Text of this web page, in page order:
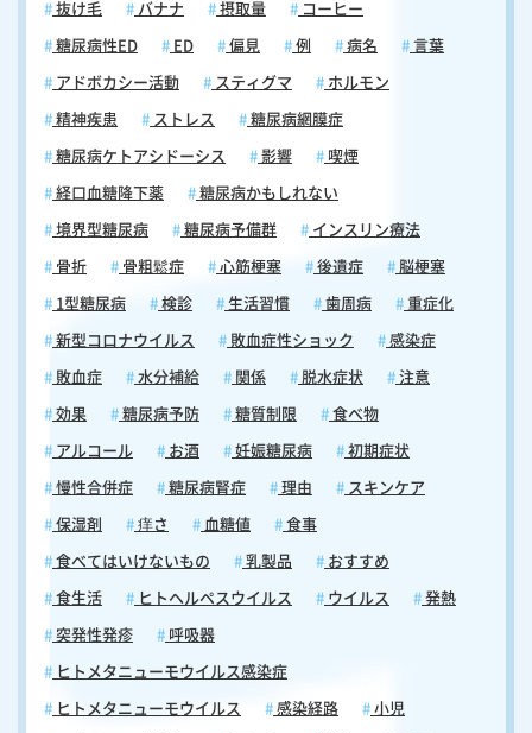
抜け毛 バナナ 摂取量 コーヒー
糖尿病性ED ED 偏見 例 病名 言葉
アドボカシー活動 スティグマ ホルモン
精神疾患 ストレス 糖尿病網膜症
糖尿病ケトアシドーシス 影響 喫煙
経口血糖降下薬 糖尿病かもしれない
境界型糖尿病 糖尿病予備群 インスリン療法
骨折 骨粗鬆症 心筋梗塞 後遺症 脳梗塞
1型糖尿病 検診 生活習慣 歯周病 重症化
新型コロナウイルス 敗血症性ショック 感染症
敗血症 水分補給 関係 脱水症状 注意
効果 糖尿病予防 糖質制限 食べ物
アルコール お酒 妊娠糖尿病 初期症状
慢性合併症 糖尿病腎症 理由 スキンケア
保湿剤 痒さ 血糖値 食事
食べてはいけないもの 乳製品 おすすめ
食生活 ヒトヘルペスウイルス ウイルス 発熱
突発性発疹 呼吸器
ヒトメタニューモウイルス感染症
ヒトメタニューモウイルス 感染経路 小児